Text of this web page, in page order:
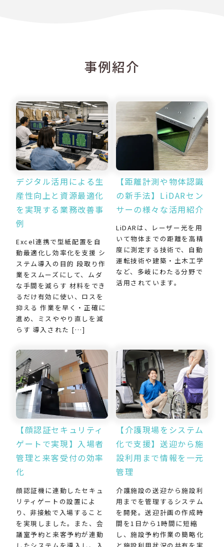
事例紹介
デジタル活用による生
産性向上と資源最適化
を実現する業務改善事
例
Excel連携で型紙配置を自
動最適化し効率化を支援 シ
ステム導入の目的 段取り作
業をスムーズにして、ムダ
な手間を減らす 材料をでき
るだけ有効に使い、ロスを
抑える 作業を早く・正確に
進め、ミスややり直しを減
らす 導入された […]
【距離計測や物体認識
の新手法】LiDARセン
サーの様々な活用紹介
LiDARは、レーザー光を用
いて物体までの距離を高精
度に測定する技術で、自動
運転技術や建築・土木工学
など、多岐にわたる分野で
活用されています。
【顔認証セキュリティ
ゲートで実現】入場者
管理と来客受付の効率
化
顔認証機に連動したセキュ
リティゲートの設置によ
り、非接触で入場すること
を実現しました。また、会
議室予約と来客予約が連動
【介護現場をシステム
化で支援】送迎から施
設利用まで情報を一元
管理
介護施設の送迎から施設利
用までを管理するシステム
を開発。送迎計画の作成時
間を1日から1時間に短縮
し、施設予約作業の簡略化